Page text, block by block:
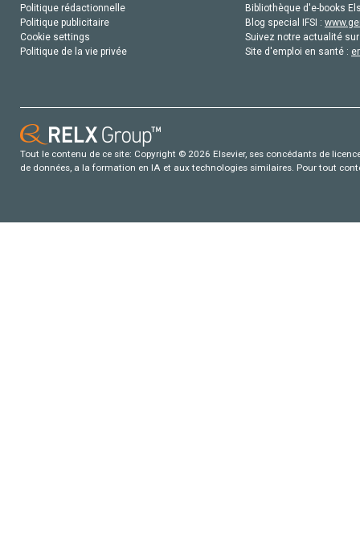
Politique rédactionnelle
Politique publicitaire
Cookie settings
Politique de la vie privée
Bibliothèque d'e-books
Blog special IFSI :
Suivez notre actualité
Site d'emploi en santé :
Tout le contenu de ce site: Copyright © 2026 Elsevier, ses concédants de
de données, a la formation en IA et aux technologies similaires. Pour tout